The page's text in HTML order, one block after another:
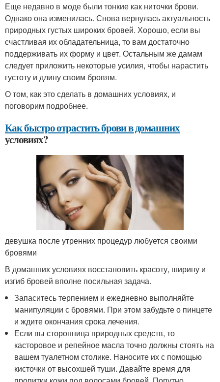
Еще недавно в моде были тонкие как ниточки брови.
Однако она изменилась. Снова вернулась актуальность
природных густых широких бровей. Хорошо, если вы
счастливая их обладательница, то вам достаточно
поддерживать их форму и цвет. Остальным же дамам
следует приложить некоторые усилия, чтобы нарастить
густоту и длину своим бровям.
О том, как это сделать в домашних условиях, и
поговорим подробнее.
Как быстро отрастить брови в домашних
условиях?
девушка после утренних процедур любуется своими
бровями
В домашних условиях восстановить красоту, ширину и
изгиб бровей вполне посильная задача.
Запаситесь терпением и ежедневно выполняйте
манипуляции с бровями. При этом забудьте о пинцете
и ждите окончания срока лечения.
Если вы сторонница природных средств, то
касторовое и репейное масла точно должны стоять на
вашем туалетном столике. Наносите их с помощью
кисточки от высохшей туши. Давайте время для